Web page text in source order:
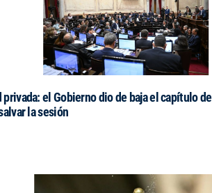
privada: el Gobierno dio de baja el capítulo
la sesión